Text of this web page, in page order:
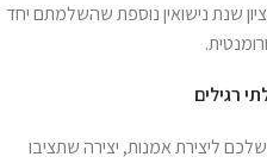
שנת נישואין נוספת שהשלמתם יחד
רגילים
ליצירת אמנות, יצירה שתציבו